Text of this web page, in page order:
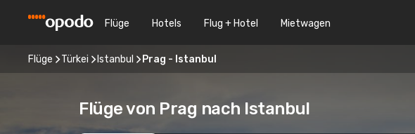
Flüge Hotels Flug + Hotel Mietwagen
Flüge Türkei Istanbul Prag - Istanbul
Flüge von Prag nach Istanbul